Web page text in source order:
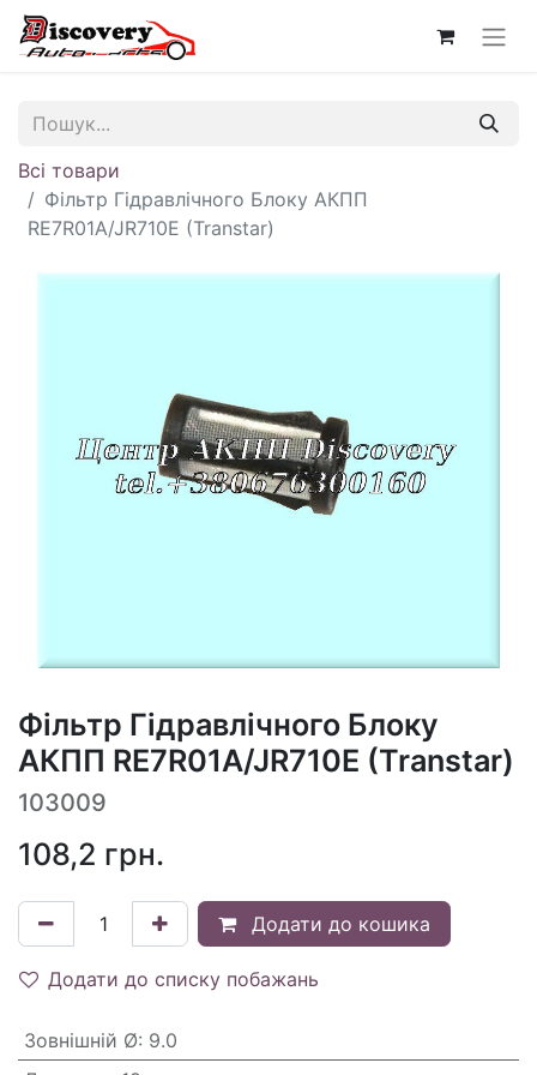
Всі товари
Фільтр Гідравлічного Блоку АКПП
RE7R01A/JR710E (Transtar)
Фільтр Гідравлічного Блоку
АКПП RE7R01A/JR710E (Transtar)
103009
108,2 грн.
Додати до кошика
Додати до списку побажань
Зовнішній Ø: 9.0